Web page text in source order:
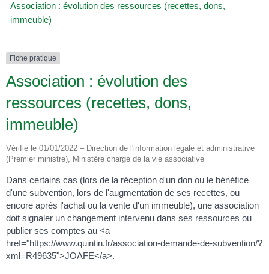
Association : évolution des ressources (recettes, dons,
immeuble)
Fiche pratique
Association : évolution des
ressources (recettes, dons,
immeuble)
Vérifié le 01/01/2022 – Direction de l'information légale et administrative
(Premier ministre), Ministère chargé de la vie associative
Dans certains cas (lors de la réception d'un don ou le bénéfice
d'une subvention, lors de l'augmentation de ses recettes, ou
encore après l'achat ou la vente d'un immeuble), une association
doit signaler un changement intervenu dans ses ressources ou
publier ses comptes au <a
href="https://www.quintin.fr/association-demande-de-subvention/?
xml=R49635">JOAFE</a>.